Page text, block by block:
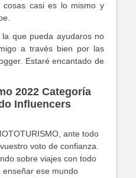
casi es lo mismo y
que pueda ayudaros no
a través bien por las
Estaré encantado de
2022 Categoría
Influencers
ante todo
voto de confianza.
sobre viajes con todo
enseñar ese mundo